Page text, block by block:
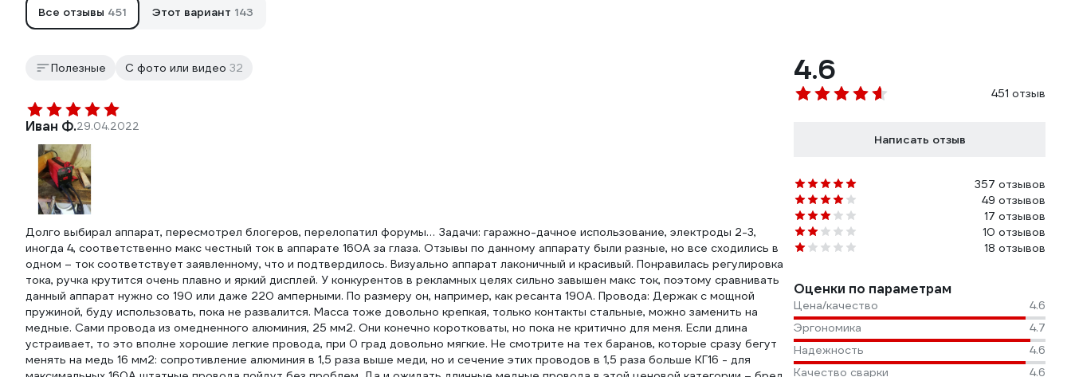
Все отзывы 451 Этот вариант 143
4.6
451 отзыв
Написать отзыв
357 отзывов
49 отзывов
17 отзывов
10 отзывов
18 отзывов
Оценки по параметрам
Цена/качество
4.6
Эргономика
4.7
Надежность
4.6
Качество сварки
4.6
Полезные С фото или видео 32
Иван Ф.29.04.2022
Долго выбирал аппарат, пересмотрел блогеров, перелопатил форумы… Задачи: гаражно-дачное использование, электроды 2-3,
иногда 4, соответственно макс честный ток в аппарате 160А за глаза. Отзывы по данному аппарату были разные, но все сходились в
одном – ток соответствует заявленному, что и подтвердилось. Визуально аппарат лаконичный и красивый. Понравилась регулировка
тока, ручка крутится очень плавно и яркий дисплей. У конкурентов в рекламных целях сильно завышен макс ток, поэтому сравнивать
данный аппарат нужно со 190 или даже 220 амперными. По размеру он, например, как ресанта 190А. Провода: Держак с мощной
пружиной, буду использовать, пока не развалится. Масса тоже довольно крепкая, только контакты стальные, можно заменить на
медные. Сами провода из омедненного алюминия, 25 мм2. Они конечно коротковаты, но пока не критично для меня. Если длина
устраивает, то это вполне хорошие легкие провода, при 0 град довольно мягкие. Не смотрите на тех баранов, которые сразу бегут
менять на медь 16 мм2: сопротивление алюминия в 1,5 раза выше меди, но и сечение этих проводов в 1,5 раза больше КГ16 - для